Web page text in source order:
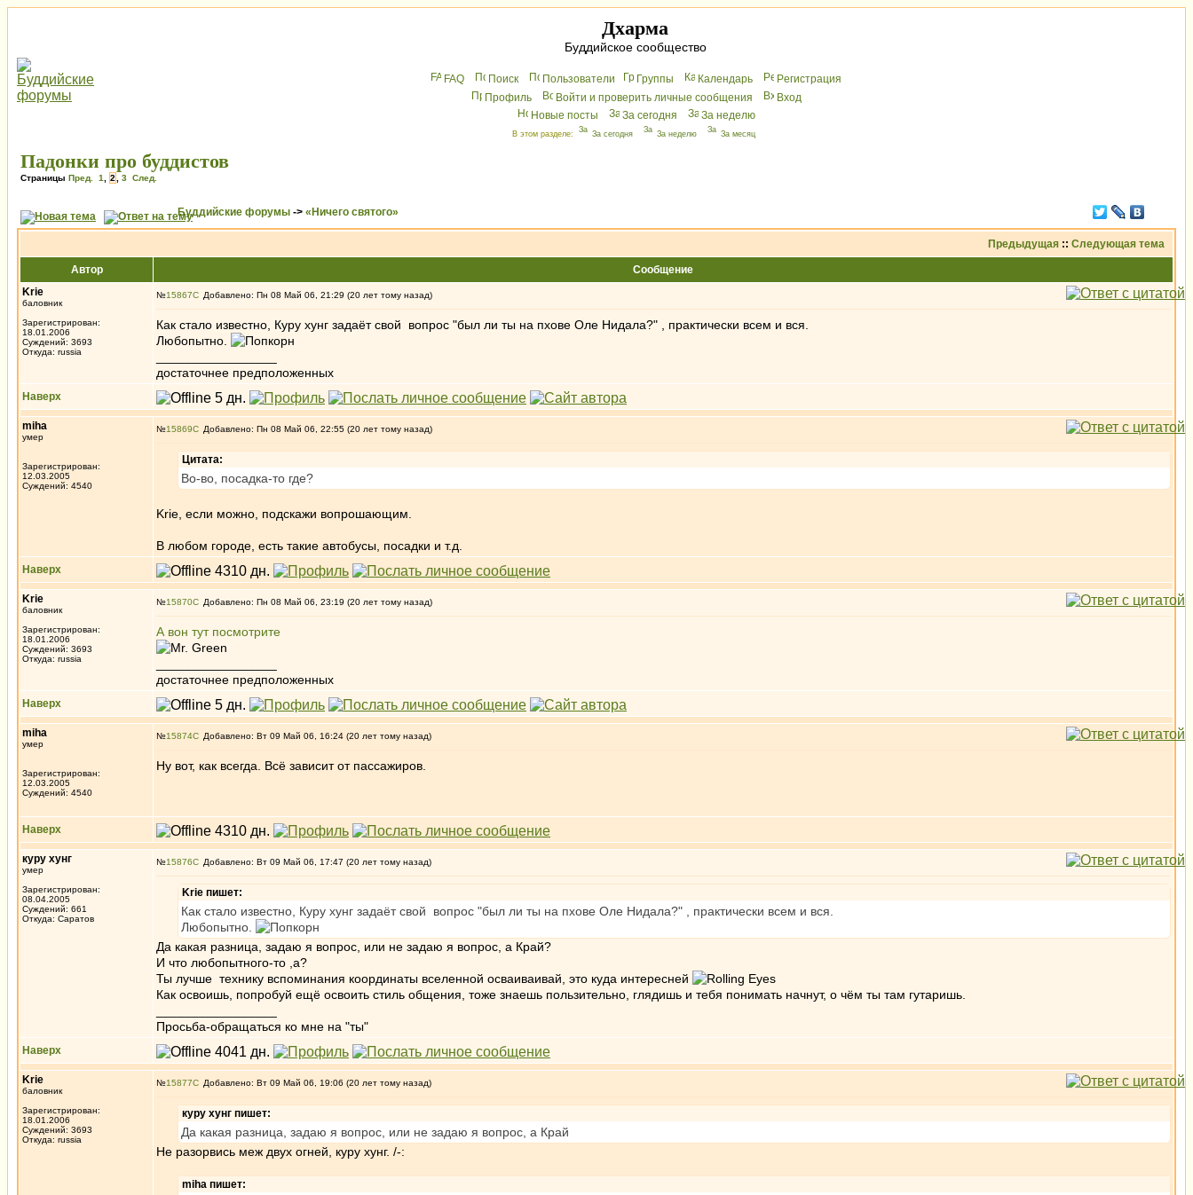
Дхарма
Буддийское сообщество
FAQ Поиск Пользователи Группы Календарь
Peгиcтрaция
Профиль
Войти и проверить личные сообщения
Вхoд
Новые посты
За сегодня За неделю
В этом разделе: За сегодня За неделю За месяц
Падонки про буддистов
Страницы Пред. 1 2 3 След.
Буддийские форумы -> «Ничего святого»
Предыдущая :: Следующая тема
Автор
Сообщение
Krie
баловник
Зарегистрирован:
18.01.2006
Суждений: 3693
Откуда: russia
№15867 Добавлено: Пн 08 Май 06, 21:29 (20 лет тому назад)
Как стало известно, Куру хунг задаёт свой вопрос "был ли ты на пхове Оле Нидала?" , практически всем и вся.
Любопытно.
достаточнее предположенных
Наверх
miha
умер
Зарегистрирован:
12.03.2005
Суждений: 4540
№15869 Добавлено: Пн 08 Май 06, 22:55 (20 лет тому назад)
Цитата:
Во-во, посадка-то где?
Krie, если можно, подскажи вопрошающим.
В любом городе, есть такие автобусы, посадки и т.д.
Наверх
Krie
баловник
Зарегистрирован:
18.01.2006
Суждений: 3693
Откуда: russia
№15870 Добавлено: Пн 08 Май 06, 23:19 (20 лет тому назад)
А вон тут посмотрите
достаточнее предположенных
Наверх
miha
умер
Зарегистрирован:
12.03.2005
Суждений: 4540
№15874 Добавлено: Вт 09 Май 06, 16:24 (20 лет тому назад)
Ну вот, как всегда. Всё зависит от пассажиров.
Наверх
куру хунг
умер
Зарегистрирован:
08.04.2005
Суждений: 661
Откуда: Саратов
№15876 Добавлено: Вт 09 Май 06, 17:47 (20 лет тому назад)
Krie пишет:
Как стало известно, Куру хунг задаёт свой вопрос "был ли ты на пхове Оле Нидала?" , практически всем и вся.
Любопытно.
Да какая разница, задаю я вопрос, или не задаю я вопрос, а Край?
И что любопытного-то ,а?
Ты лучше технику вспоминания координаты вселенной осваиваивай, это куда интересней
Как освоишь, попробуй ещё освоить стиль общения, тоже знаешь пользительно, глядишь и тебя понимать начнут, о чём ты там гутаришь.
Просьба-обращаться ко мне на "ты"
Наверх
Krie
баловник
Зарегистрирован:
18.01.2006
Суждений: 3693
Откуда: russia
№15877 Добавлено: Вт 09 Май 06, 19:06 (20 лет тому назад)
куру хунг пишет:
Да какая разница, задаю я вопрос, или не задаю я вопрос, а Край
Не разорвись меж двух огней, куру хунг. /-:
miha пишет: